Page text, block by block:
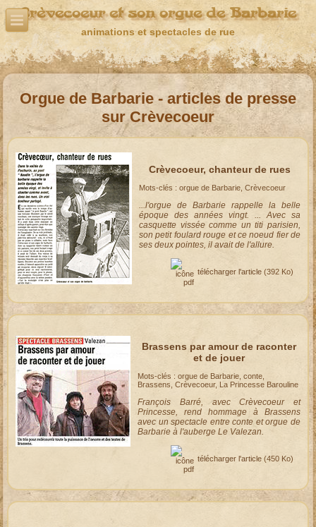
Crèvecoeur et son orgue de Barbarie
animations et spectacles de rue
Orgue de Barbarie - articles de presse
sur Crèvecoeur
Crèvecoeur, chanteur de rues
Mots-clés : orgue de Barbarie, Crèvecoeur
...l'orgue de Barbarie rappelle la belle
époque des années vingt. ... Avec sa
casquette vissée comme un titi parisien,
son petit foulard rouge et ce noeud fier de
ses deux pointes, il avait de l'allure.
télécharger l'article (392 Ko)
Brassens par amour de raconter
et de jouer
Mots-clés : orgue de Barbarie, conte,
Brassens, Crèvecoeur, La Princesse Barouline
François Barré, avec Crèvecoeur et
Princesse, rend hommage à Brassens
avec un spectacle entre conte et orgue de
Barbarie à l'auberge Le Valezan.
télécharger l'article (450 Ko)